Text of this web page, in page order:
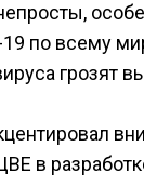
по всему
грозят
в